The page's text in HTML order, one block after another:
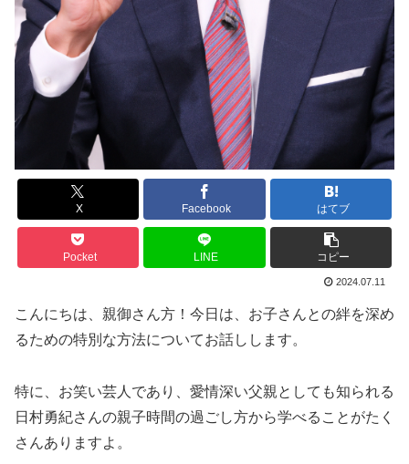
X Facebook はてブ
Pocket LINE コピー
2024.07.11
こんにちは、親御さん方！今日は、お子さんとの絆を深め
るための特別な方法についてお話しします。
特に、お笑い芸人であり、愛情深い父親としても知られる
日村勇紀さんの親子時間の過ごし方から学べることがたく
さんありますよ。